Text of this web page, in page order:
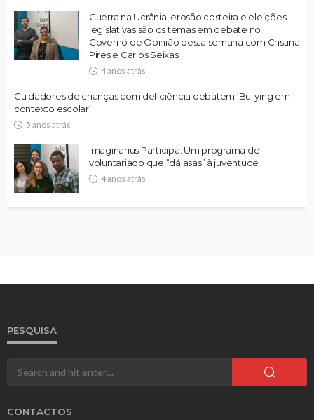
Guerra na Ucrânia, erosão costeira e eleições
legislativas são os temas em debate no
Governo de Opinião desta semana com Cristina
Pires e Carlos Seixas
4 anos atrás
Cuidadores de crianças com deficiência debatem ‘Bullying em
contexto escolar’
5 anos atrás
Imaginarius Participa: Um programa de
voluntariado que “dá asas” à juventude
4 anos atrás
PESQUISA
CONTACTOS